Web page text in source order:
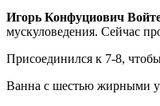
Игорь Конфуциович
мускуловедения. Сейчас
Присоединился к 7-8,
Ванна с шестью жирными